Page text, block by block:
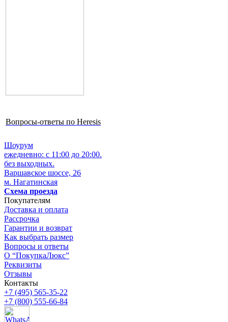
Вопросы-ответы по Heresis
Шоурум
ежедневно: с 11:00 до 20:00.
без выходных.
Варшавское шоссе, 26
м. Нагатинская
Схема проезда
Покупателям
Доставка и оплата
Рассрочка
Гарантии и возврат
Как выбрать размер
Вопросы и ответы
О “ПокупкаЛюкс”
Реквизиты
Отзывы
Контакты
+7 (495) 565-35-22
+7 (800) 555-66-84